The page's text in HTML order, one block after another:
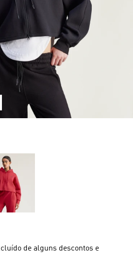
de alguns descontos e